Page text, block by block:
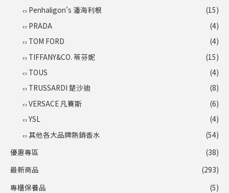
Penhaligon's 潘海利根
(15)
PRADA
(4)
TOM FORD
(4)
TIFFANY&CO. 蒂芬妮
(15)
TOUS
(4)
TRUSSARDI 楚沙迪
(8)
VERSACE 凡賽斯
(6)
YSL
(4)
其他各大品牌熱銷香水
(54)
優惠專區
(38)
最新商品
(293)
專櫃保養品
(5)